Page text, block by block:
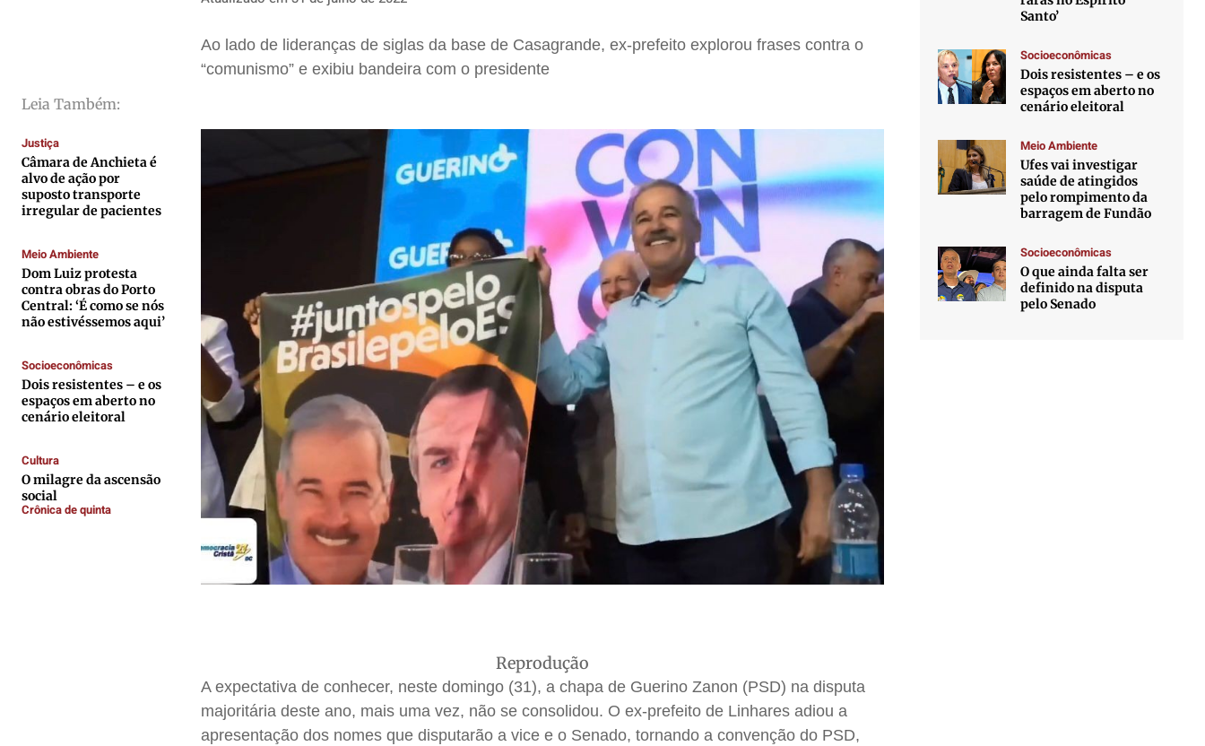
Caetano Roque
Gustavo Bastos
Jr Mignone (in memorian)
Publicidade Legal
Anuncie
Quem Somos
Expediente
Contato
Anuncie
Termos de Uso
Caetano Roque
Gustavo Bastos
Jr Mignone (in memorian)
Publicidade Legal
Anuncie
Quem Somos
Expediente
Contato
Anuncie
Termos de Uso
Caetano Roque
Gustavo Bastos
Jr Mignone (in memorian)
Publicidade Legal
Anuncie
Quem Somos
Expediente
Contato
Anuncie
Termos de Uso
Caetano Roque
Gustavo Bastos
Jr Mignone (in memorian)
Publicidade Legal
Anuncie
Quem Somos
Expediente
Contato
Anuncie
Termos de Uso
Leia Também:
Justiça
Câmara de Anchieta é
alvo de ação por
suposto transporte
irregular de pacientes
Meio Ambiente
Dom Luiz protesta
contra obras do Porto
Central: ‘É como se nós
não estivéssemos aqui’
Socioeconômicas
Dois resistentes – e os
espaços em aberto no
cenário eleitoral
Cultura
O milagre da ascensão
social
Crônica de quinta
Ao lado de lideranças de siglas da base de Casagrande, ex-prefeito explorou frases contra o
“comunismo” e exibiu bandeira com o presidente
Reprodução
A expectativa de conhecer, neste domingo (31), a chapa de Guerino Zanon (PSD) na disputa
majoritária deste ano, mais uma vez, não se consolidou. O ex-prefeito de Linhares adiou a
apresentação dos nomes que disputarão a vice e o Senado, tornando a convenção do PSD,
Santo’
Socioeconômicas
Dois resistentes – e os
espaços em aberto no
cenário eleitoral
Meio Ambiente
Ufes vai investigar
saúde de atingidos
pelo rompimento da
barragem de Fundão
Socioeconômicas
O que ainda falta ser
definido na disputa
pelo Senado